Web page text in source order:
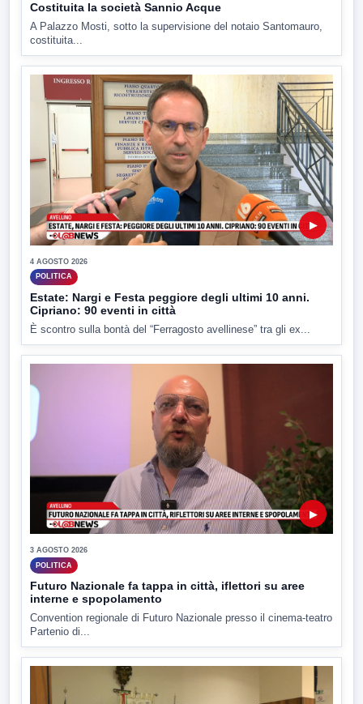
Costituita la società Sannio Acque
A Palazzo Mosti, sotto la supervisione del notaio Santomauro,
costituita...
▶
4 AGOSTO 2026
POLITICA
Estate: Nargi e Festa peggiore degli ultimi 10 anni.
Cipriano: 90 eventi in città
È scontro sulla bontà del “Ferragosto avellinese” tra gli ex...
▶
3 AGOSTO 2026
POLITICA
Futuro Nazionale fa tappa in città, iflettori su aree
interne e spopolamento
Convention regionale di Futuro Nazionale presso il cinema-teatro
Partenio di...